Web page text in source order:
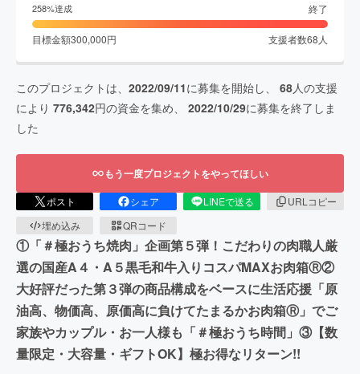
258%達成 終了
目標金額300,000円 支援者数68 人
このプロジェクトは、 2022/09/11に募集を開始し、 68人の支援
により 776,342円の資金を集め、 2022/10/29に募集を終了しま
した
もう一度プロジェクトをやってほしい
ポスト シェア LINEで送る
URLコピー
埋め込み
QRコード
①「＃極おうち焼肉」企画第５弾！こだわりの肉職人厳
選の国産A４・A５黒毛和牛入りコスパMAXお肉箱Ⓡ②
大好評だった第３弾の商品構成をベースに生活応援「原
油高、物価高、原価高に負けてたまるかお肉箱Ⓡ」でご
家族やカップル・お一人様も「＃極おうち時間」③【数
量限定・大容量・ギフトOK】極お得なリターン!!